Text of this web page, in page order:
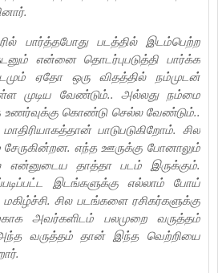
பார்த்தபோது படத்தில் இடம்பெற்ற
என்னை தொடர்புபடுத்தி பார்க்க
ஏதோ ஒரு விதத்தில் நம்முடன்
முடிய வேண்டும்.. அல்லது நம்மை
உணர்வுக்கு கொண்டு செல்ல வேண்டும்..
பாடுபடுகிறோம். சில
எந்த ஊருக்கு போனாலும்
தாத்தா படம் இருக்கும்.
இடங்களுக்கு எல்லாம் போய்
மகிழ்ச்சி. சில படங்களை ரசிகர்களுக்கு
அவர்களிடம் பலமுறை வருத்தம்
அந்த வருத்தம் தான் இந்த வெற்றியை